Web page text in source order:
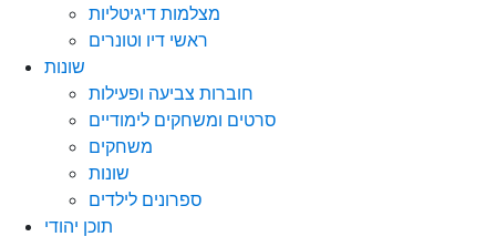
מצלמות דיגיטליות
ראשי דיו וטונרים
שונות
חוברות צביעה ופעילות
סרטים ומשחקים לימודיים
משחקים
שונות
ספרונים לילדים
תוכן יהודי